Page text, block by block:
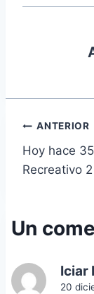
de
ANTERIOR
Hoy hace
Recreativo
Un
Iciar
20